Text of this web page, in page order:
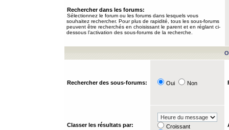
Rechercher dans les forums:
Sélectionnez le forum ou les forums dans lesquels vous
souhaitez rechercher. Pour plus de rapidité, tous les sous-forums
peuvent être recherchés en choisissant le parent et en réglant ci-
dessous l’activation des sous-forums de la recherche.
Rechercher des sous-forums: Oui Non
Classer les résultats par:
Croissant